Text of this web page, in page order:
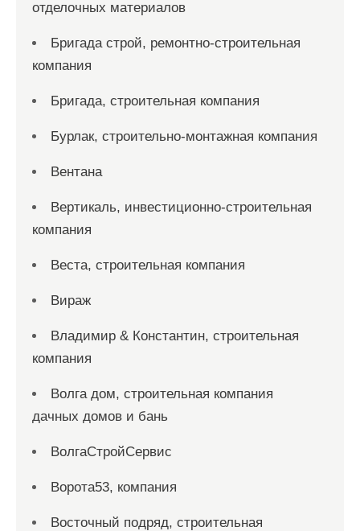
отделочных материалов
Бригада строй, ремонтно-строительная
компания
Бригада, строительная компания
Бурлак, строительно-монтажная компания
Вентана
Вертикаль, инвестиционно-строительная
компания
Веста, строительная компания
Вираж
Владимир & Константин, строительная
компания
Волга дом, строительная компания
дачных домов и бань
ВолгаСтройСервис
Ворота53, компания
Восточный подряд, строительная